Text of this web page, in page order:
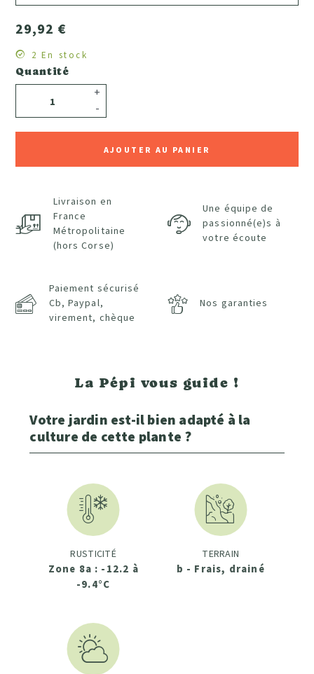
29,92 €
Quantité
-
+
AJOUTER AU PANIER
2 En stock
Livraison en
France
Métropolitaine
(hors Corse)
Une équipe de
passionné(e)s à
votre écoute
Paiement sécurisé
Cb, Paypal,
virement, chèque
Nos garanties
La Pépi vous guide !
Votre jardin est-il bien adapté à la
culture de cette plante ?
RUSTICITÉ
Zone 8a : -12.2 à
-9.4°C
TERRAIN
b - Frais, drainé